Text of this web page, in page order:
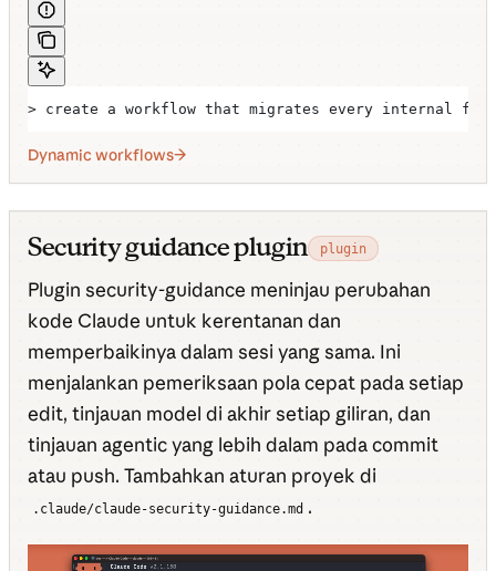
> create a workflow that migrates every internal
Dynamic workflows
Security guidance plugin plugin
Plugin security-guidance meninjau perubahan
kode Claude untuk kerentanan dan
memperbaikinya dalam sesi yang sama. Ini
menjalankan pemeriksaan pola cepat pada setiap
edit, tinjauan model di akhir setiap giliran, dan
tinjauan agentic yang lebih dalam pada commit
atau push. Tambahkan aturan proyek di
.claude/claude-security-guidance.md .